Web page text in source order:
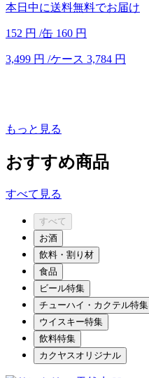
本日中に送料無料でお届け
152 円 /缶 160 円
3,499 円 /ケース 3,784 円
もっと見る
おすすめ商品
すべて見る
すべて
お酒
飲料・割り材
食品
ビール特集
チューハイ・カクテル特集
ウイスキー特集
飲料特集
カクヤスオリジナル